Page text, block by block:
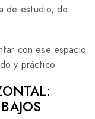
de estudio, de
con ese espacio
y práctico.